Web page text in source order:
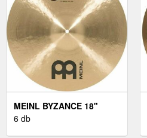
MEINL BYZANCE 18"
MEDIUM THIN CRASH
6 db